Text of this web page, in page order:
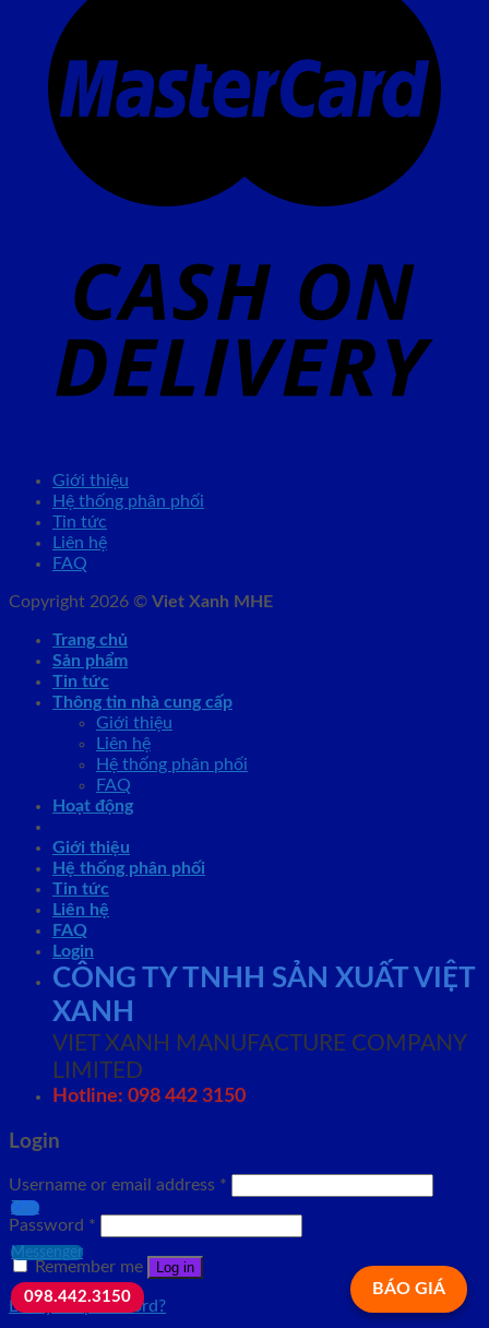
BÁO GIÁ
Giới thiệu
Hệ thống phân phối
Tin tức
Liên hệ
FAQ
Copyright 2026 © Viet Xanh MHE
Trang chủ
Sản phẩm
Tin tức
Thông tin nhà cung cấp
Giới thiệu
Liên hệ
Hệ thống phân phối
FAQ
Hoạt động
Giới thiệu
Hệ thống phân phối
Tin tức
Liên hệ
FAQ
Login
CÔNG TY TNHH SẢN XUẤT VIỆT
XANH
VIET XANH MANUFACTURE COMPANY
LIMITED
Hotline: 098 442 3150
Messenger
Zalo
098.442.3150
Login
Username or email address *
Password *
Remember me Log in
Lost your password?